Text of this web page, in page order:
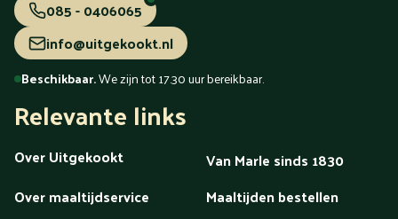
085 - 0406065
info@uitgekookt.nl
Beschikbaar.We zijn tot 17.30 uur bereikbaar.
Relevante links
Over Uitgekookt
Van Marle sinds 1830
Over maaltijdservice
Maaltijden bestellen